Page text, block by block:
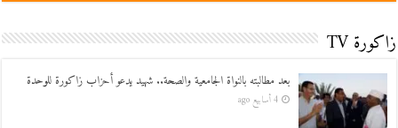
زاكورة TV
بعد مطالبته بالنواة الجامعية والصحة.. شهيد يدعو أحزاب زاكورة للوحدة
4 أسابيع ago